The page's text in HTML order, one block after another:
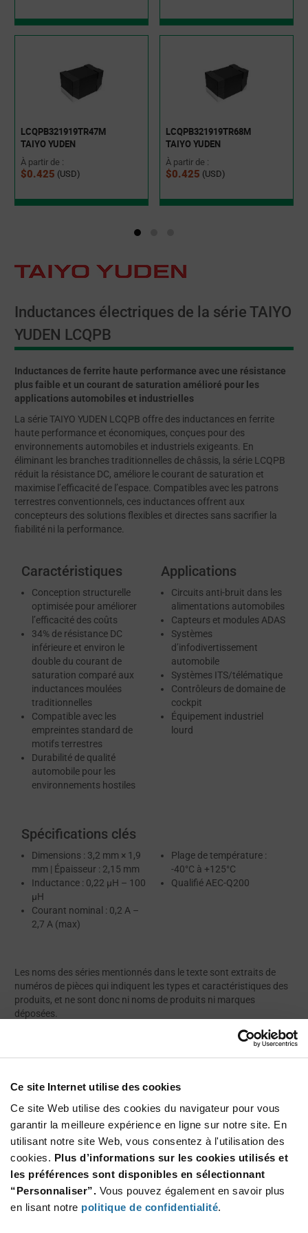
Ce site Internet utilise des cookies
Ce site Web utilise des cookies du navigateur pour vous
garantir la meilleure expérience en ligne sur notre site. En
utilisant notre site Web, vous consentez à l'utilisation des
cookies. Plus d’informations sur les cookies utilisés et
les préférences sont disponibles en sélectionnant
“Personnaliser”. Vous pouvez également en savoir plus
en lisant notre politique de confidentialité.
LCQPB321919TR47M
TAIYO YUDEN
À partir de :
$0.425 (USD)
LCQPB321919TR68M
TAIYO YUDEN
À partir de :
$0.425 (USD)
Inductances électriques de la série TAIYO
YUDEN LCQPB
Inductances de ferrite haute performance avec une résistance
plus faible et un courant de saturation amélioré pour les
applications automobiles et industrielles
La série TAIYO YUDEN LCQPB offre des inductances en ferrite
haute performance et économiques, conçues pour des
environnements automobiles et industriels exigeants. En
éliminant les branches traditionnelles de châssis, la série LCQPB
réduit la résistance DC, améliore le courant de saturation et
maximise l’efficacité de l’espace. Compatibles avec les patrons
terrestres conventionnels, ces inductances offrent aux
concepteurs des solutions flexibles et directes sans sacrifier la
fiabilité ni la performance.
Caractéristiques
Conception structurelle
optimisée pour améliorer
l’efficacité des coûts
34% de résistance DC
inférieure et environ le
double du courant de
saturation comparé aux
inductances moulées
traditionnelles
Compatible avec les
empreintes standard de
motifs terrestres
Durabilité de qualité
automobile pour les
environnements hostiles
Applications
Circuits anti-bruit dans les
alimentations automobiles
Capteurs et modules ADAS
Systèmes
d’infodivertissement
automobile
Systèmes ITS/télématique
Contrôleurs de domaine de
cockpit
Équipement industriel
lourd
Spécifications clés
Dimensions : 3,2 mm × 1,9
mm | Épaisseur : 2,15 mm
Inductance : 0,22 μH – 100
μH
Courant nominal : 0,2 A –
2,7 A (max)
Plage de température :
-40°C à +125°C
Qualifié AEC-Q200
Les noms des séries mentionnés dans le texte sont extraits de
numéros de pièces qui indiquent les types et caractéristiques des
produits, et ne sont donc ni noms de produits ni marques
déposées.
À PROPOS DE TAIYO YUDEN